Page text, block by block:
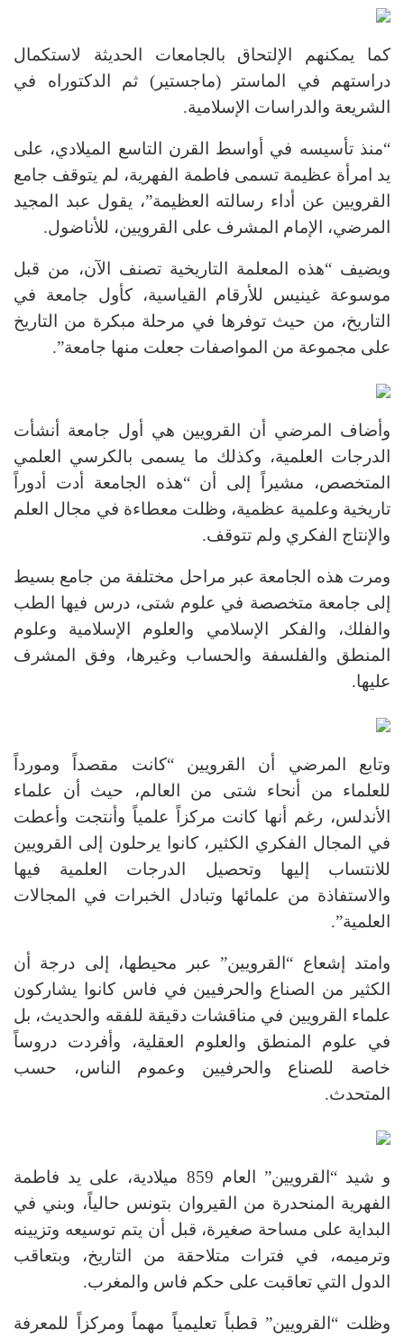
كما يمكنهم الإلتحاق بالجامعات الحديثة لاستكمال
دراستهم في الماستر (ماجستير) ثم الدكتوراه في
الشريعة والدراسات الإسلامية.
“منذ تأسيسه في أواسط القرن التاسع الميلادي، على
يد امرأة عظيمة تسمى فاطمة الفهرية، لم يتوقف جامع
القرويين عن أداء رسالته العظيمة”، يقول عبد المجيد
المرضي، الإمام المشرف على القرويين، للأناضول.
ويضيف “هذه المعلمة التاريخية تصنف الآن، من قبل
موسوعة غينيس للأرقام القياسية، كأول جامعة في
التاريخ، من حيث توفرها في مرحلة مبكرة من التاريخ
على مجموعة من المواصفات جعلت منها جامعة”.
وأضاف المرضي أن القرويين هي أول جامعة أنشأت
الدرجات العلمية، وكذلك ما يسمى بالكرسي العلمي
المتخصص، مشيراً إلى أن “هذه الجامعة أدت أدوراً
تاريخية وعلمية عظمية، وظلت معطاءة في مجال العلم
والإنتاج الفكري ولم تتوقف.
ومرت هذه الجامعة عبر مراحل مختلفة من جامع بسيط
إلى جامعة متخصصة في علوم شتى، درس فيها الطب
والفلك، والفكر الإسلامي والعلوم الإسلامية وعلوم
المنطق والفلسفة والحساب وغيرها، وفق المشرف
عليها.
وتابع المرضي أن القرويين “كانت مقصداً ومورداً
للعلماء من أنحاء شتى من العالم، حيث أن علماء
الأندلس، رغم أنها كانت مركزاً علمياً وأنتجت وأعطت
في المجال الفكري الكثير، كانوا يرحلون إلى القرويين
للانتساب إليها وتحصيل الدرجات العلمية فيها
والاستفاذة من علمائها وتبادل الخبرات في المجالات
العلمية”.
وامتد إشعاع “القرويين” عبر محيطها، إلى درجة أن
الكثير من الصناع والحرفيين في فاس كانوا يشاركون
علماء القرويين في مناقشات دقيقة للفقه والحديث، بل
في علوم المنطق والعلوم العقلية، وأفردت دروساً
خاصة للصناع والحرفيين وعموم الناس، حسب
المتحدث.
و شيد “القرويين” العام 859 ميلادية، على يد فاطمة
الفهرية المنحدرة من القيروان بتونس حالياً، وبني في
البداية على مساحة صغيرة، قبل أن يتم توسيعه وتزيينه
وترميمه، في فترات متلاحقة من التاريخ، وبتعاقب
الدول التي تعاقبت على حكم فاس والمغرب.
وظلت “القرويين” قطباً تعليمياً مهماً ومركزاً للمعرفة